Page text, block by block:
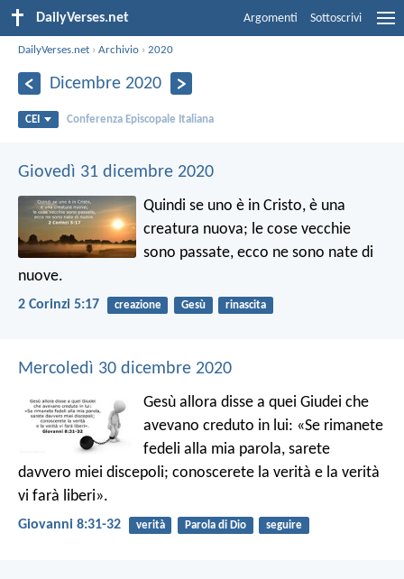
DailyVerses.net Argomenti Sottoscrivi
DailyVerses.net ›Archivio ›2020
Dicembre 2020
CEI Conferenza Episcopale Italiana
Giovedì 31 dicembre 2020
Quindi se uno è in Cristo, è una
creatura nuova; le cose vecchie
sono passate, ecco ne sono nate di
nuove.
2 Corinzi 5:17 creazione Gesù rinascita
Mercoledì 30 dicembre 2020
Gesù allora disse a quei Giudei che
avevano creduto in lui: «Se rimanete
fedeli alla mia parola, sarete
davvero miei discepoli; conoscerete la verità e la verità
vi farà liberi».
Giovanni 8:31-32 verità Parola di Dio seguire